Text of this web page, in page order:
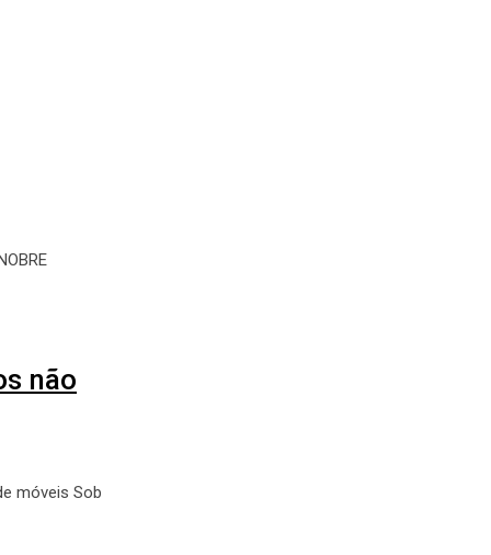
não
móveis Sob